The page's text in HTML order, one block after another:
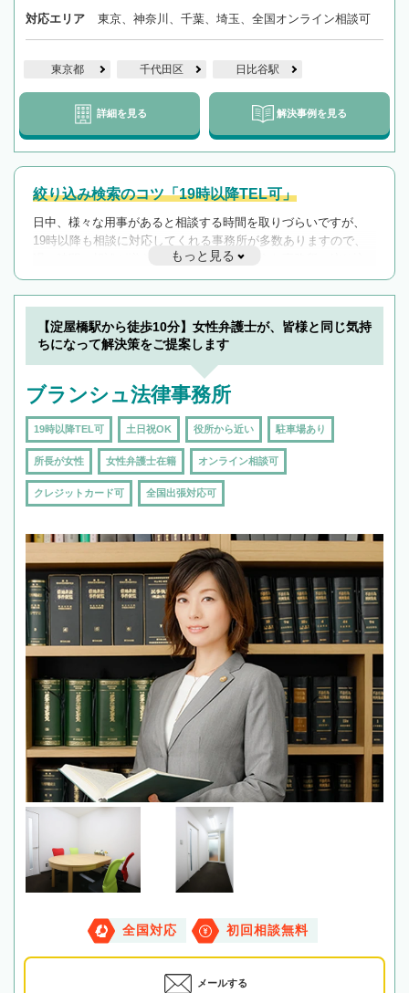
対応エリア 東京、神奈川、千葉、埼玉、全国オンライン相談可
東京都 千代田区 日比谷駅
詳細を見る 解決事例を見る
絞り込み検索のコツ「19時以降TEL可」
日中、様々な用事があると相談する時間を取りづらいですが、
19時以降も相談に対応してくれる事務所が多数ありますので、
遅い時間の相談が増えそうな場合はそのような事務所に絞り込
んで検索してみましょう。
19時以降TEL可の条件
を加えて再検索
もっと見る
【淀屋橋駅から徒歩10分】女性弁護士が、皆様と同じ気持
ちになって解決策をご提案します
ブランシュ法律事務所
19時以降TEL可 土日祝OK 役所から近い 駐車場あり
所長が女性 女性弁護士在籍 オンライン相談可
クレジットカード可 全国出張対応可
全国対応 初回相談無料
メールする